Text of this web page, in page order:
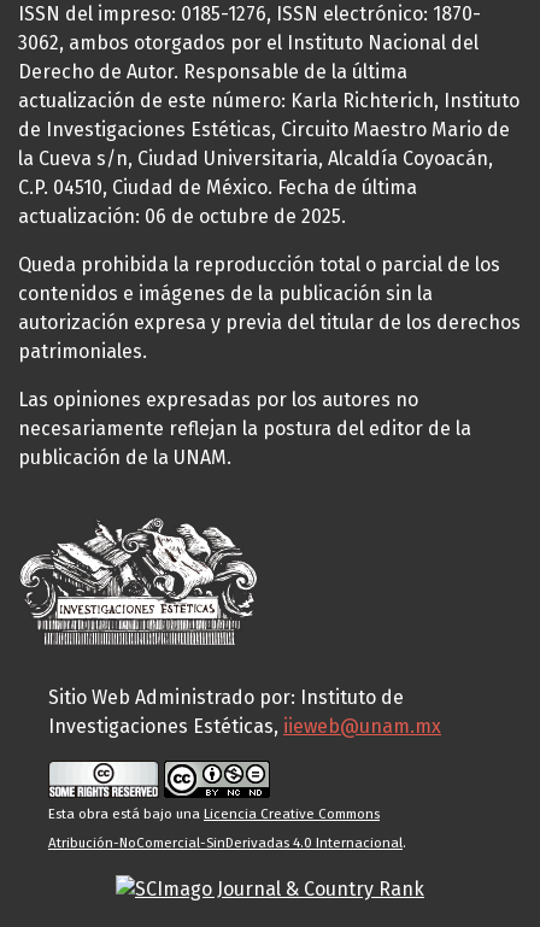
ISSN del impreso: 0185-1276, ISSN electrónico: 1870-
3062, ambos otorgados por el Instituto Nacional del
Derecho de Autor. Responsable de la última
actualización de este número: Karla Richterich, Instituto
de Investigaciones Estéticas, Circuito Maestro Mario de
la Cueva s/n, Ciudad Universitaria, Alcaldía Coyoacán,
C.P. 04510, Ciudad de México. Fecha de última
actualización: 06 de octubre de 2025.
Queda prohibida la reproducción total o parcial de los
contenidos e imágenes de la publicación sin la
autorización expresa y previa del titular de los derechos
patrimoniales.
Las opiniones expresadas por los autores no
necesariamente reflejan la postura del editor de la
publicación de la UNAM.
Sitio Web Administrado por: Instituto de
Investigaciones Estéticas, iieweb@unam.mx
Esta obra está bajo una Licencia Creative Commons
Atribución-NoComercial-SinDerivadas 4.0 Internacional.